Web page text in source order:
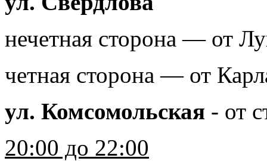
нечетная сторона — от
четная сторона — от
ул. Комсомольская - от
20:00 до 22:00